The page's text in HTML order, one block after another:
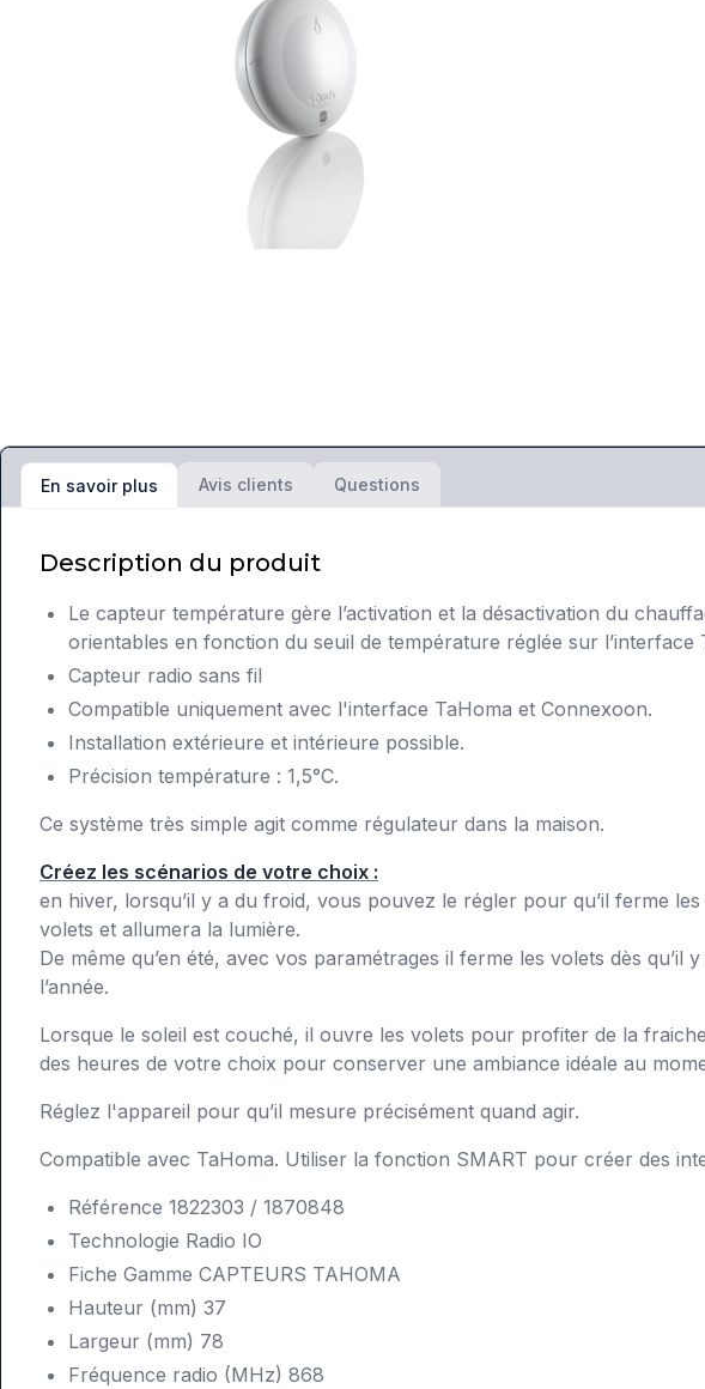
En savoir plus Avis clients Questions
Description du produit
Le capteur température gère l’activation et la désactivation du
orientables en fonction du seuil de température réglée sur l’interface
Capteur radio sans fil
Compatible uniquement avec l'interface TaHoma et Connexoon.
Installation extérieure et intérieure possible.
Précision température : 1,5°C.
Ce système très simple agit comme régulateur dans la maison.
Créez les scénarios de votre choix :
en hiver, lorsqu’il y a du froid, vous pouvez le régler pour qu’il ferme
volets et allumera la lumière.
De même qu’en été, avec vos paramétrages il ferme les volets dès
l’année.
Lorsque le soleil est couché, il ouvre les volets pour profiter de la
des heures de votre choix pour conserver une ambiance idéale au
Réglez l'appareil pour qu’il mesure précisément quand agir.
Compatible avec TaHoma. Utiliser la fonction SMART pour créer des
Référence 1822303 / 1870848
Technologie Radio IO
Fiche Gamme CAPTEURS TAHOMA
Hauteur (mm) 37
Largeur (mm) 78
Fréquence radio (MHz) 868